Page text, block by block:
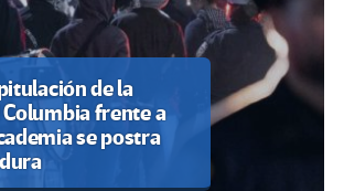
de la
frente a
se postra